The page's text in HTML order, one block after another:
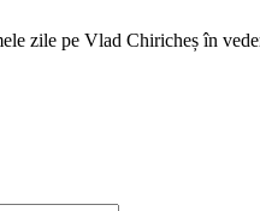
zile pe Vlad Chiricheș în